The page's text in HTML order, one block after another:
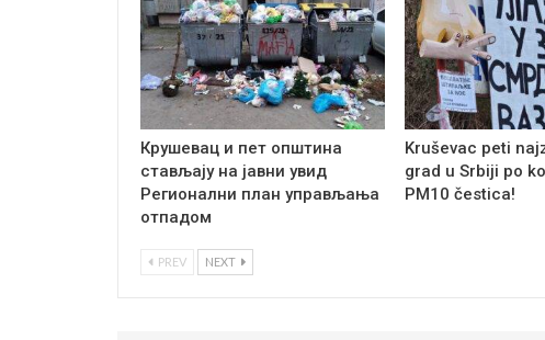
Крушевац и пет општина
стављају на јавни увид
Регионални план управљања
отпадом
Kruševac peti
grad u Srbiji po
PM10 čestica!
PREV NEXT